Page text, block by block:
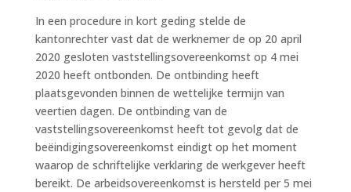
In een procedure in kort geding stelde de
kantonrechter vast dat de werknemer de op 20 april
2020 gesloten vaststellingsovereenkomst op 4 mei
2020 heeft ontbonden. De ontbinding heeft
plaatsgevonden binnen de wettelijke termijn van
veertien dagen. De ontbinding van de
vaststellingsovereenkomst heeft tot gevolg dat de
beëindigingsovereenkomst eindigt op het moment
waarop de schriftelijke verklaring de werkgever heeft
bereikt. De arbeidsovereenkomst is hersteld per 5 mei